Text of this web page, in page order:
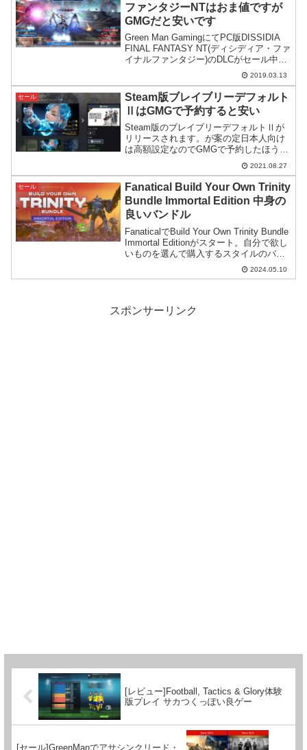
ファンタジーNTはおま値ですが
GMGだと安いです
Green Man GamingにてPC版DISSIDIA
FINAL FANTASY NT(ディシディア・ファ
イナルファンタジー)のDLCがセール中。
日本のSteamで購入するよりかなり安い
2019.03.13
セール
Steam版ブレイブリーデフォルト
ⅡはGMGで予約すると安い
Steam版のブレイブリーデフォルトⅡが
リリースされます。が案の定日本人向け
は高額設定なのでGMGで予約したほうが
2021.08.27
セール
Fanatical Build Your Own Trinity
Bundle Immortal Edition 中身の
良いバンドル
FanaticalでBuild Your Own Trinity Bundle
Immortal Editionがスタート。自分で欲し
いものを選んで購入するスタイルのバン
ドルセールです。販売価格に比べて中身
2024.05.10
スポンサーリンク
[レビュー]Football, Tactics & Glory体験
版プレイ サカつくっぽい良ゲー
[セール]GreenManでアサシンクリード・